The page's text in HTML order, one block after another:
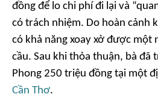
đồng để lo chi phí đi lại và
có trách nhiệm. Do hoàn cảnh
có khả năng xoay xở được một
cầu. Sau khi thỏa thuận, bà đã
Phong 250 triệu đồng tại một
Cần Thơ.